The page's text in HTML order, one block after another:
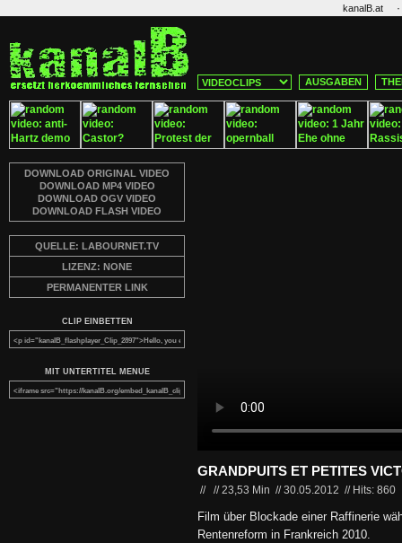
kanalB.at ·
AUSGABEN
DOWNLOAD ORIGINAL VIDEO
DOWNLOAD MP4 VIDEO
DOWNLOAD OGV VIDEO
DOWNLOAD FLASH VIDEO
QUELLE: LABOURNET.TV
LIZENZ: NONE
PERMANENTER LINK
CLIP EINBETTEN
MIT UNTERTITEL MENUE
GRANDPUITS ET PETITES
// //23,53 Min //30.05.2012 // Hits: 860
Film über Blockade einer Raffinerie
Rentenreform in Frankreich 2010.